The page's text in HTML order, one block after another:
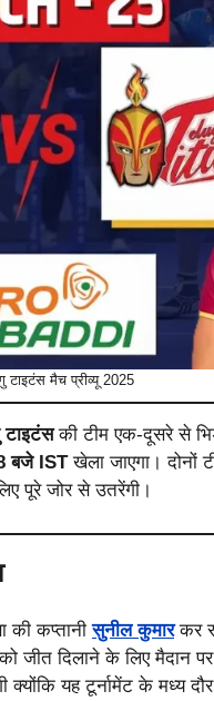
टाइटंस मैच प्रीव्यू 2025
की टीम एक-दूसरे से
बजे ISTखेला जाएगा। दोनों
पूरे जोर से उतरेंगी।
की कप्तानीसुनील कुमारकर
जीत दिलाने के लिए मैदान
क्योंकि यह टूर्नामेंट के मध्य